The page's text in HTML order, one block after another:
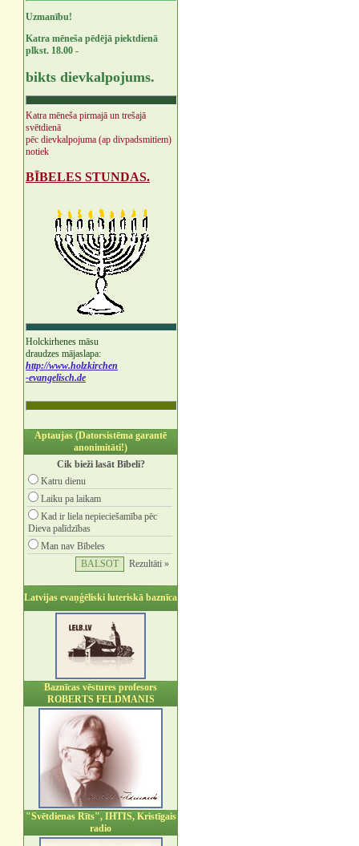
Uzmanību!
Katra mēneša pēdējā piektdienā
plkst. 18.00 -
bikts dievkalpojums.
Katra mēneša pirmajā un trešajā
svētdienā
pēc dievkalpojuma (ap divpadsmitiem)
notiek
BĪBELES STUNDAS.
Holckirhenes māsu
draudzes mājaslapa:
http://www.holzkirchen
-evangelisch.de
Aptaujas (Datorsistēma garantē
anonimitāti!)
Cik bieži lasāt Bībeli?
Katru dienu
Laiku pa laikam
Kad ir liela nepieciešamība pēc
Dieva palīdzības
Man nav Bībeles
Rezultāti »
Latvijas evaņģēliski luteriskā baznīca
Baznīcas vēstures profesors
ROBERTS FELDMANIS
"Svētdienas Rīts", IHTIS, Kristīgais
radio